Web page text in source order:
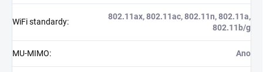
WiFi standardy:
802.11ax, 802.11ac, 802.11n, 802.11a,
802.11b/g
MU-MIMO: Ano